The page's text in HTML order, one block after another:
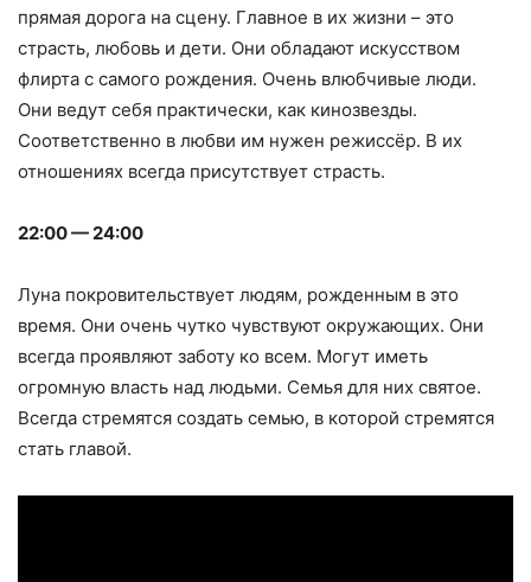
прямая дорога на сцену. Главное в их жизни – это
страсть, любовь и дети. Они обладают искусством
флирта с самого рождения. Очень влюбчивые люди.
Они ведут себя практически, как кинозвезды.
Соответственно в любви им нужен режиссёр. В их
отношениях всегда присутствует страсть.
22:00 — 24:00
Луна покровительствует людям, рожденным в это
время. Они очень чутко чувствуют окружающих. Они
всегда проявляют заботу ко всем. Могут иметь
огромную власть над людьми. Семья для них святое.
Всегда стремятся создать семью, в которой стремятся
стать главой.